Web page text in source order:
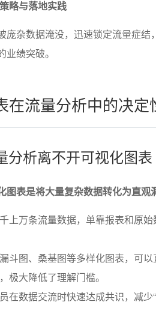
略与落地实践
庞杂数据淹没，迅速锁定流量症
绩突破。
在流量分析中的决定
分析离不开可视化图表
表是将大量复杂数据转化为直观
上万条流量数据，单靠报表和原
斗图、桑基图等多样化图表，可
极大降低了理解门槛。
在数据交流时快速达成共识，减少